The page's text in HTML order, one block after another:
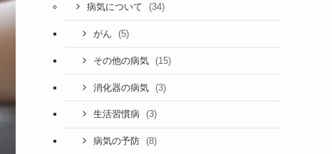
病気について (34)
がん (5)
その他の病気 (15)
消化器の病気 (3)
生活習慣病 (3)
病気の予防 (8)